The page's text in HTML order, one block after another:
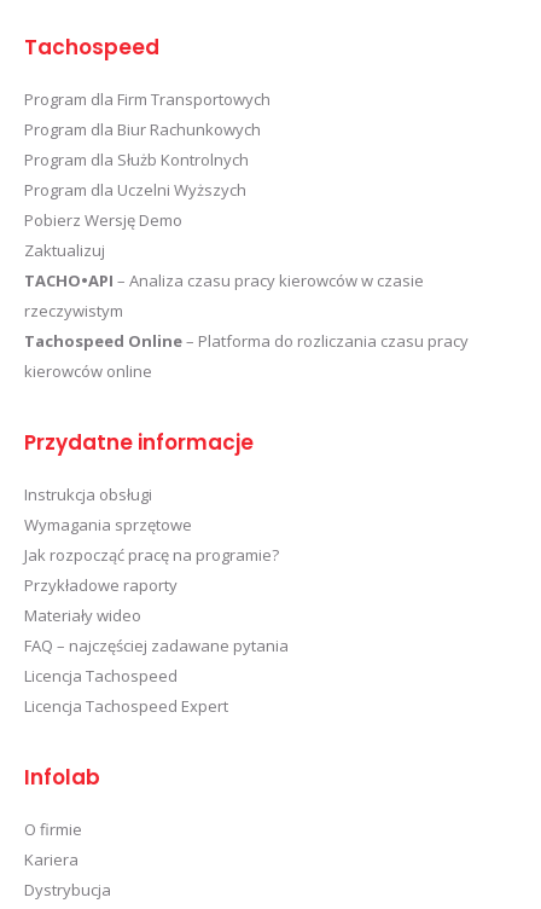
Tachospeed
Program dla Firm Transportowych
Program dla Biur Rachunkowych
Program dla Służb Kontrolnych
Program dla Uczelni Wyższych
Pobierz Wersję Demo
Zaktualizuj
TACHO•API – Analiza czasu pracy kierowców w czasie
rzeczywistym
Tachospeed Online– Platforma do rozliczania czasu pracy
kierowców online
Przydatne informacje
Instrukcja obsługi
Wymagania sprzętowe
Jak rozpocząć pracę na programie?
Przykładowe raporty
Materiały wideo
FAQ – najczęściej zadawane pytania
Licencja Tachospeed
Licencja Tachospeed Expert
Infolab
O firmie
Kariera
Dystrybucja